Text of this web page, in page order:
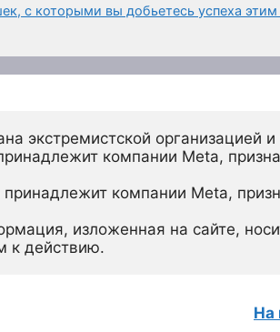
с которыми вы добьетесь успеха
экстремистской организацией
компании Meta,
компании Meta,
изложенная на сайте,
к действию.
На